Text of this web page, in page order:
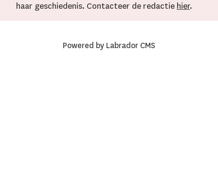
haar geschiedenis. Contacteer de redactie hier.
Powered by Labrador CMS